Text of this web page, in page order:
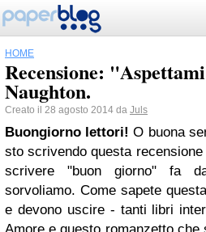
HOME
Recensione:
Naughton.
Creato il 28 agosto 2014 da Juls
Buongiorno lettori!O buona
sto scrivendo questa
scrivere "buon giorno" fa
sorvoliamo. Come sapete
e devono uscire - tanti libri